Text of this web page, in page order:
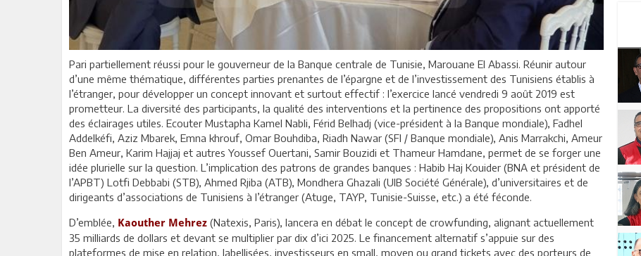
Pari partiellement réussi pour le gouverneur de la Banque centrale de Tunisie, Marouane El Abassi. Réunir autour
d’une même thématique, différentes parties prenantes de l’épargne et de l’investissement des Tunisiens établis à
l’étranger, pour développer un concept innovant et surtout effectif : l’exercice lancé vendredi 9 août 2019 est
prometteur. La diversité des participants, la qualité des interventions et la pertinence des propositions ont apporté
des éclairages utiles. Ecouter Mustapha Kamel Nabli, Férid Belhadj (vice-président à la Banque mondiale), Fadhel
Addelkéfi, Aziz Mbarek, Emna khrouf, Omar Bouhdiba, Riadh Nawar (SFI / Banque mondiale), Anis Marrakchi, Ameur
Ben Ameur, Karim Hajjaj et autres Youssef Ouertani, Samir Bouzidi et Thameur Hamdane, permet de se forger une
idée plurielle sur la question. L’implication des patrons de grandes banques : Habib Haj Kouider (BNA et président de
l’APBT) Lotfi Debbabi (STB), Ahmed Rjiba (ATB), Mondhera Ghazali (UIB Société Générale), d’universitaires et de
dirigeants d’associations de Tunisiens à l’étranger (Atuge, TAYP, Tunisie-Suisse, etc.) a été féconde.
D’emblée, Kaouther Mehrez (Natexis, Paris), lancera en débat le concept de crowfunding, alignant actuellement
35 milliards de dollars et devant se multiplier par dix d’ici 2025. Le financement alternatif s’appuie sur des
plateformes de mise en relation, labellisées, investisseurs en small, moyen ou grand tickets avec des porteurs de